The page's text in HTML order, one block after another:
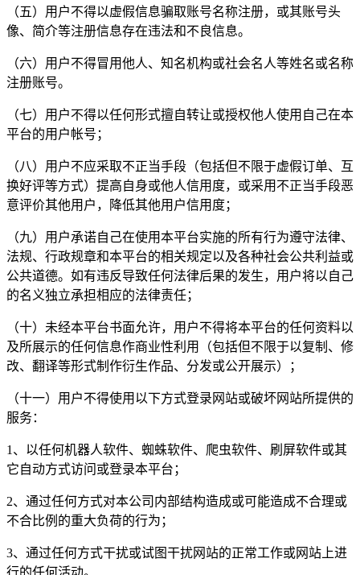
（五）用户不得以虚假信息骗取账号名称注册，或其账号头
像、简介等注册信息存在违法和不良信息。
（六）用户不得冒用他人、知名机构或社会名人等姓名或名称
注册账号。
（七）用户不得以任何形式擅自转让或授权他人使用自己在本
平台的用户帐号；
（八）用户不应采取不正当手段（包括但不限于虚假订单、互
换好评等方式）提高自身或他人信用度，或采用不正当手段恶
意评价其他用户，降低其他用户信用度；
（九）用户承诺自己在使用本平台实施的所有行为遵守法律、
法规、行政规章和本平台的相关规定以及各种社会公共利益或
公共道德。如有违反导致任何法律后果的发生，用户将以自己
的名义独立承担相应的法律责任；
（十）未经本平台书面允许，用户不得将本平台的任何资料以
及所展示的任何信息作商业性利用（包括但不限于以复制、修
改、翻译等形式制作衍生作品、分发或公开展示）；
（十一）用户不得使用以下方式登录网站或破坏网站所提供的
服务：
1、以任何机器人软件、蜘蛛软件、爬虫软件、刷屏软件或其
它自动方式访问或登录本平台；
2、通过任何方式对本公司内部结构造成或可能造成不合理或
不合比例的重大负荷的行为；
3、通过任何方式干扰或试图干扰网站的正常工作或网站上进
行的任何活动。